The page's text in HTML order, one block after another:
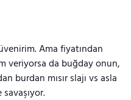
Ama fiyatından
veriyorsa da buğday onun,
burdan mısır slajı vs asla